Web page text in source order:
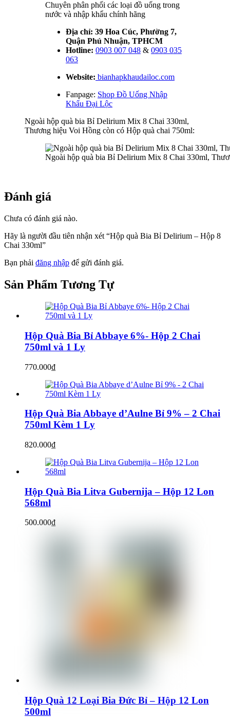
Chuyên phân phối các loại đồ uống trong
nước và nhập khẩu chính hãng
Địa chỉ: 39 Hoa Cúc, Phường 7,
Quận Phú Nhuận, TPHCM
Hotline: 0903 007 048 & 0903 035
063
Website: bianhapkhaudailoc.com
Fanpage: Shop Đồ Uống Nhập
Khẩu Đại Lộc
Ngoài hộp quà bia Bỉ Delirium Mix 8 Chai 330ml,
Thương hiệu Voi Hồng còn có Hộp quà chai 750ml:
Ngoài hộp quà bia Bỉ Delirium Mix 8 Chai 330ml,
Đánh giá
Chưa có đánh giá nào.
Hãy là người đầu tiên nhận xét “Hộp quà Bia Bỉ Delirium – Hộp 8
Chai 330ml”
Bạn phải đăng nhập để gửi đánh giá.
Sản Phẩm Tương Tự
Hộp Quà Bia Bỉ Abbaye 6%- Hộp 2 Chai
750ml và 1 Ly
770.000₫
Hộp Quà Bia Abbaye d’Aulne Bỉ 9% – 2 Chai
750ml Kèm 1 Ly
820.000₫
Hộp Quà Bia Litva Gubernija – Hộp 12 Lon
568ml
500.000₫
Hộp Quà 12 Loại Bia Đức Bỉ – Hộp 12 Lon
500ml